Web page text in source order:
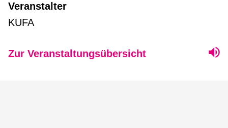
Veranstalter
KUFA
Zur Veranstaltungsübersicht